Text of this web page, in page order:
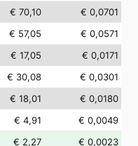
€ 70,10
€ 0,0701
€ 57,05
€ 0,0571
€ 17,05
€ 0,0171
€ 30,08
€ 0,0301
€ 18,01
€ 0,0180
€ 4,91
€ 0,0049
€ 2,27
€ 0,0023